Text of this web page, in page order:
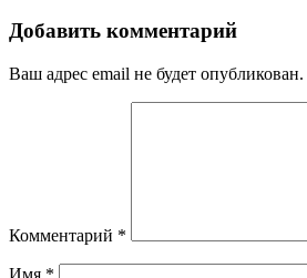
Добавить комментарий
Ваш адрес email не будет опубликован.
Комментарий *
Имя *